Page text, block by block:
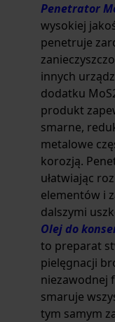
Penetrator
wysokiej
penetruje
innych
dodatku
produkt
smarne,
metalowe
korozją.
ułatwiając
elementów i
dalszymi
Olej do
to preparat
pielęgnacji
niezawodnej
smaruje
tym samym